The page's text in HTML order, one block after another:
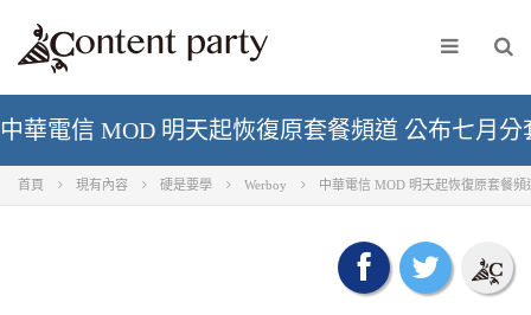
中華電信 MOD 明天起恢復原套餐頻道 公布七月
首頁 現有內容 硬是要學 Werboy 中華電信 MOD 明天起恢復原套餐